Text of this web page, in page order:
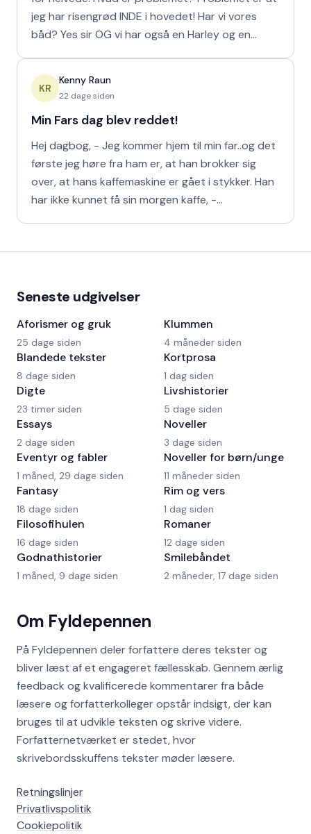
jeg har risengrød INDE i hovedet! Har vi vores
båd? Yes sir OG vi har også en Harley og en
KR
Kenny Raun
22 dage siden
Min Fars dag blev reddet!
Hej dagbog, - Jeg kommer hjem til min far..og det
første jeg høre fra ham er, at han brokker sig
over, at hans kaffemaskine er gået i stykker. Han
har ikke kunnet få sin morgen kaffe, -
Om Fyldepennen
På Fyldepennen deler forfattere deres tekster og
bliver læst af et engageret fællesskab. Gennem ærlig
feedback og kvalificerede kommentarer fra både
læsere og forfatterkolleger opstår indsigt, der kan
bruges til at udvikle teksten og skrive videre.
Forfatternetværket er stedet, hvor
skrivebordsskuffens tekster møder læsere.
Retningslinjer
Privatlivspolitik
Cookiepolitik
Seneste udgivelser
Aforismer og gruk
25 dage siden
Blandede tekster
8 dage siden
Digte
23 timer siden
Essays
2 dage siden
Eventyr og fabler
1 måned, 29 dage siden
Fantasy
18 dage siden
Filosofihulen
16 dage siden
Godnathistorier
1 måned, 9 dage siden
Klummen
4 måneder siden
Kortprosa
1 dag siden
Livshistorier
5 dage siden
Noveller
3 dage siden
Noveller for børn/unge
11 måneder siden
Rim og vers
1 dag siden
Romaner
12 dage siden
Smilebåndet
2 måneder, 17 dage siden